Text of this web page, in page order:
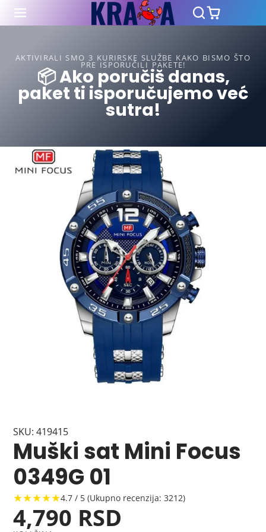
AKTIVIRALI SMO 3 KURIRSKE SLUŽBE KAKO BISMO ŠTO
PRE ISPORUČILI PAKETE!
📦 Ako poručiš danas,
paket ti isporučujemo već
sutra!
SKU: 419415
Muški sat Mini Focus
0349G 01
★★★★★4.7 / 5 (Ukupno recenzija: 3212)
4,790 RSD